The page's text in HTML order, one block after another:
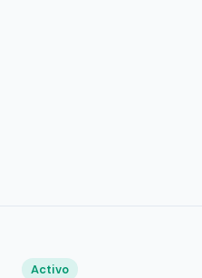
Activo